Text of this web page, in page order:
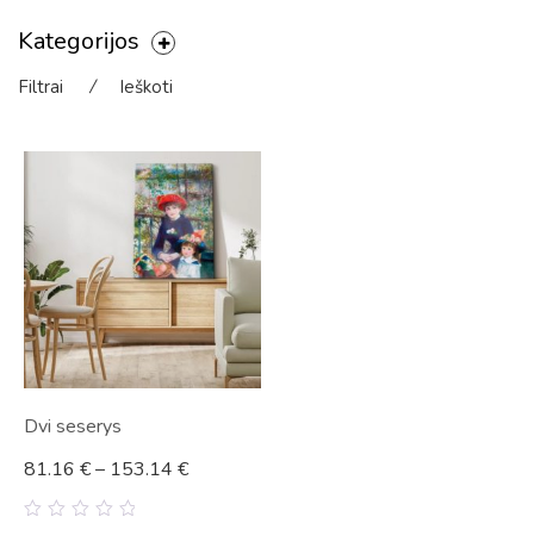
Kategorijos
Filtrai ⁄ Ieškoti
Dvi seserys
81.16 €– 153.14 €